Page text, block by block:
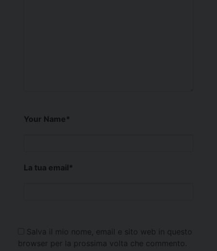
Your Name*
La tua email*
Salva il mio nome, email e sito web in questo
browser per la prossima volta che commento.